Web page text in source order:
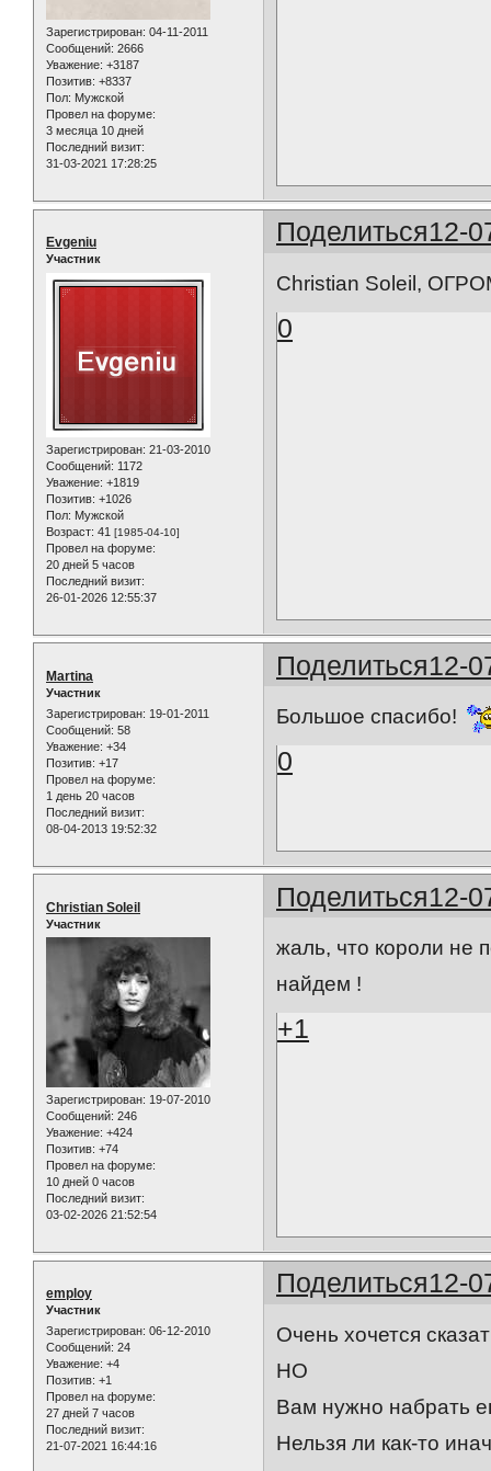
Зарегистрирован: 04-11-2011
Сообщений: 2666
Уважение: +3187
Позитив: +8337
Пол: Мужской
Провел на форуме:
3 месяца 10 дней
Последний визит:
31-03-2021 17:28:25
Поделиться12-
Evgeniu
Участник
Зарегистрирован: 21-03-2010
Сообщений: 1172
Уважение: +1819
Позитив: +1026
Пол: Мужской
Возраст: 41 [1985-04-10]
Провел на форуме:
20 дней 5 часов
Последний визит:
26-01-2026 12:55:37
Christian Soleil,
0
Поделиться12-
Martina
Участник
Зарегистрирован: 19-01-2011
Сообщений: 58
Уважение: +34
Позитив: +17
Провел на форуме:
1 день 20 часов
Последний визит:
08-04-2013 19:52:32
Большое спасибо!
0
Поделиться12-
Christian Soleil
Участник
Зарегистрирован: 19-07-2010
Сообщений: 246
Уважение: +424
Позитив: +74
Провел на форуме:
10 дней 0 часов
Последний визит:
03-02-2026 21:52:54
жаль, что короли не
найдем !
+1
Поделиться12-
employ
Участник
Зарегистрирован: 06-12-2010
Сообщений: 24
Уважение: +4
Позитив: +1
Провел на форуме:
27 дней 7 часов
Последний визит:
21-07-2021 16:44:16
Очень хочется
НО
Вам нужно набрать
Нельзя ли как-то